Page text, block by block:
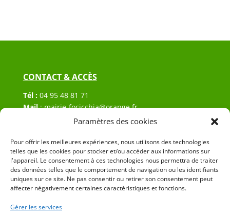
Paramètres des cookies
Pour offrir les meilleures expériences, nous utilisons des technologies
telles que les cookies pour stocker et/ou accéder aux informations sur
l'appareil. Le consentement à ces technologies nous permettra de traiter
des données telles que le comportement de navigation ou les identifiants
uniques sur ce site. Ne pas consentir ou retirer son consentement peut
affecter négativement certaines caractéristiques et fonctions.
Gérer les services
CONTACT & ACCÈS
Tél : 04 95 48 81 71
Mail:mairie-focicchia@orange.fr
Hôtel de ville de Focicchia
20212 Focicchia